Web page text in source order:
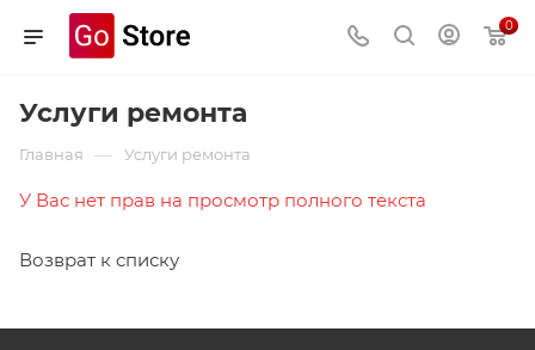
0
Услуги ремонта
Главная — Услуги ремонта
У Вас нет прав на просмотр полного текста
Возврат к списку